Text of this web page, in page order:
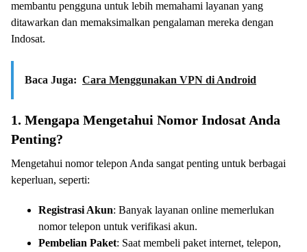
membantu pengguna untuk lebih memahami layanan yang
ditawarkan dan memaksimalkan pengalaman mereka dengan
Indosat.
Baca Juga: Cara Menggunakan VPN di Android
1. Mengapa Mengetahui Nomor Indosat Anda
Penting?
Mengetahui nomor telepon Anda sangat penting untuk berbagai
keperluan, seperti:
Registrasi Akun: Banyak layanan online memerlukan
nomor telepon untuk verifikasi akun.
Pembelian Paket: Saat membeli paket internet, telepon,